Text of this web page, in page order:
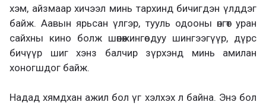
хэм, айзмаар хичээл минь тархинд бичигдэн үлддэг
байж. Аавын ярьсан үлгэр, тууль одооны өнгөт уран
сайхны кино болж шөнөжингөө дуу шингээгүүр, дүрс
бичүүр шиг хэнз балчир зүрхэнд минь амилан
хоногшдог байж.
Надад хямдхан ажил бол үг хэлхэх л байна. Энэ бол